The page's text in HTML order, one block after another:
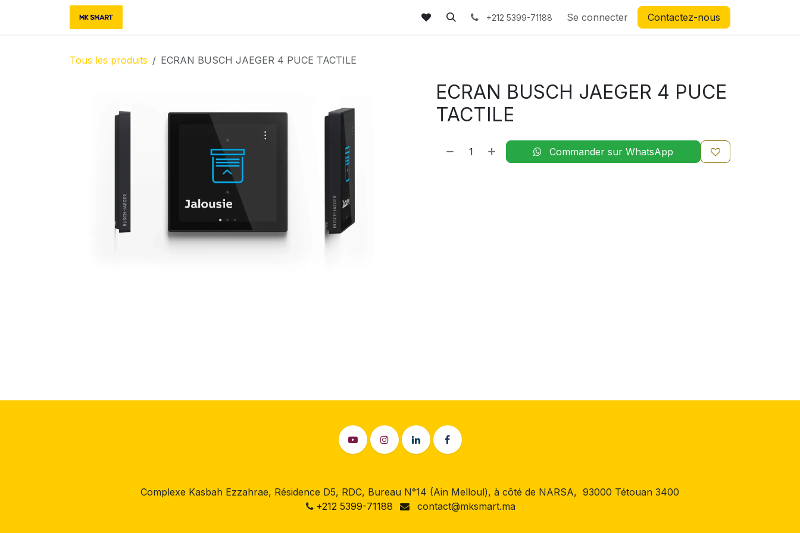
Se rendre au contenu
+212 5399-71188 Se connecter Contactez-nous
Tous les produits ECRAN BUSCH JAEGER 4 PUCE TACTILE
ECRAN BUSCH JAEGER 4 PUCE
TACTILE
Commander sur WhatsApp
Complexe Kasbah Ezzahrae, Résidence D5, RDC, Bureau N°14 (Ain Melloul), à côté de NARSA, 93000 Tétouan 3400
+212 5399-71188
contact@mksmart.ma